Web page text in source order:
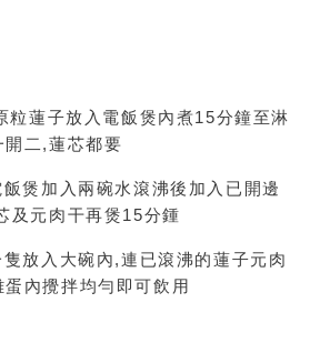
粒蓮子放入電飯煲內煮15分鐘至淋
開二 ,蓮芯都要
煲加入兩碗水滾沸後加入已開邊
及元肉干再煲15分鍾
放入大碗內,連已滾沸的蓮子元肉
蛋內攪拌均勻即可飲用